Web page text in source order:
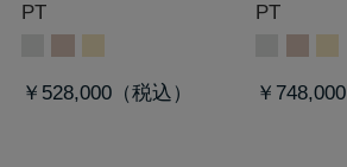
PT
￥528,000
PT
￥748,000